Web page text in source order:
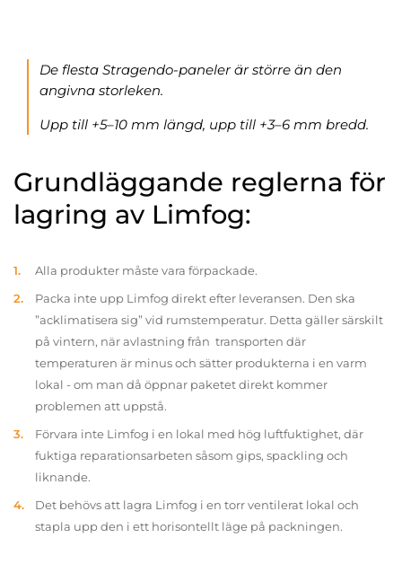
De flesta Stragendo-paneler är större än den
angivna storleken.
Upp till +5–10 mm längd, upp till +3–6 mm bredd.
Grundläggande reglerna för
lagring av Limfog:
Alla produkter måste vara förpackade.
Packa inte upp Limfog direkt efter leveransen. Den ska
”acklimatisera sig” vid rumstemperatur. Detta gäller särskilt
på vintern, när avlastning från transporten där
temperaturen är minus och sätter produkterna i en varm
lokal - om man då öppnar paketet direkt kommer
problemen att uppstå.
Förvara inte Limfog i en lokal med hög luftfuktighet, där
fuktiga reparationsarbeten såsom gips, spackling och
liknande.
Det behövs att lagra Limfog i en torr ventilerat lokal och
stapla upp den i ett horisontellt läge på packningen.